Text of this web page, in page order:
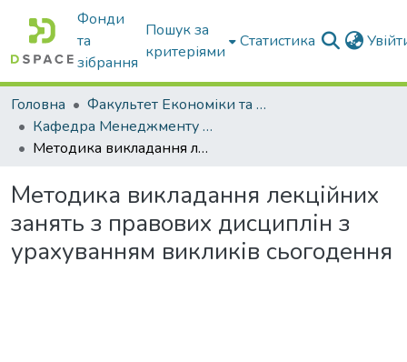
Фонди
та
зібрання
Пошук за
критеріями
Статистика
Головна
Факультет Економіки та бізнесу
Кафедра Менеджменту та публічного адміністрування
Методика викладання лекційних занять з правових дисциплін з урахуванням викликів сьогодення
Методика викладання лекційних
занять з правових дисциплін з
урахуванням викликів сьогодення